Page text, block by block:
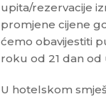
upita/rezervacije
promjene cijene
ćemo obavijestiti
roku od 21 dan
U hotelskom